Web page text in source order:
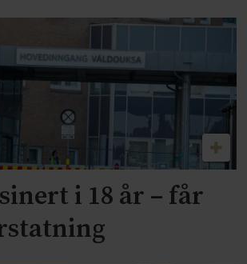
i 18 år – får